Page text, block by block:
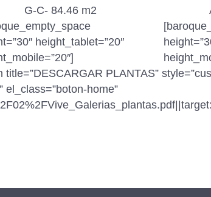
G-C- 84.46 m2
height_tablet=”20″
PLANTAS”
el_class=”boton-home”